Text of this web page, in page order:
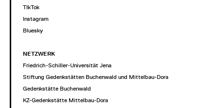
TIkTok
Instagram
Bluesky
NETZWERK
Friedrich-Schiller-Universität Jena
Stiftung Gedenkstätten Buchenwald und Mittelbau-Dora
Gedenkstätte Buchenwald
KZ-Gedenkstätte Mittelbau-Dora